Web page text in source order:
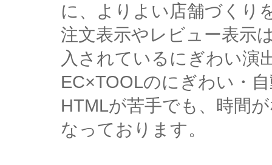
に、よりよい店舗づくり
注文表示やレビュー表示
入されているにぎわい演
EC×TOOLのにぎわい・
HTMLが苦手でも、時間
なっております。